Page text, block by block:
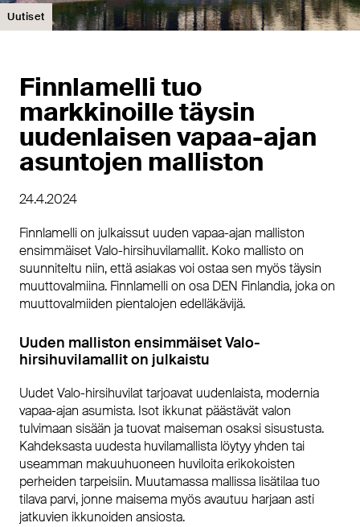
Uutiset
Finnlamelli tuo
markkinoille täysin
uudenlaisen vapaa-ajan
asuntojen malliston
24.4.2024
Finnlamelli on julkaissut uuden vapaa-ajan malliston
ensimmäiset Valo-hirsihuvilamallit. Koko mallisto on
suunniteltu niin, että asiakas voi ostaa sen myös täysin
muuttovalmiina. Finnlamelli on osa DEN Finlandia, joka on
muuttovalmiiden pientalojen edelläkävijä.
Uuden malliston ensimmäiset Valo-
hirsihuvilamallit on julkaistu
Uudet Valo-hirsihuvilat tarjoavat uudenlaista, modernia
vapaa-ajan asumista. Isot ikkunat päästävät valon
tulvimaan sisään ja tuovat maiseman osaksi sisustusta.
Kahdeksasta uudesta huvilamallista löytyy yhden tai
useamman makuuhuoneen huviloita erikokoisten
perheiden tarpeisiin. Muutamassa mallissa lisätilaa tuo
tilava parvi, jonne maisema myös avautuu harjaan asti
jatkuvien ikkunoiden ansiosta.